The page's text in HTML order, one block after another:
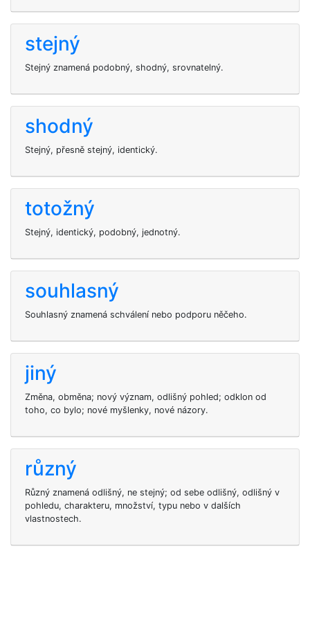
stejný
Stejný znamená podobný, shodný, srovnatelný.
shodný
Stejný, přesně stejný, identický.
totožný
Stejný, identický, podobný, jednotný.
souhlasný
Souhlasný znamená schválení nebo podporu něčeho.
jiný
Změna, obměna; nový význam, odlišný pohled; odklon od
toho, co bylo; nové myšlenky, nové názory.
různý
Různý znamená odlišný, ne stejný; od sebe odlišný, odlišný v
pohledu, charakteru, množství, typu nebo v dalších
vlastnostech.